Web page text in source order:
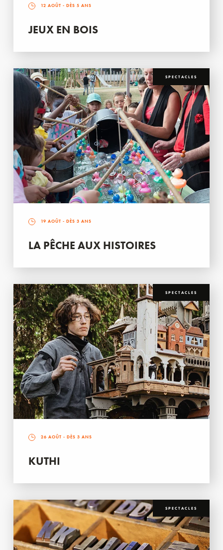
12 AOÛT - DÈS 5 ANS
JEUX EN BOIS
SPECTACLES
19 AOÛT - DÈS 3 ANS
LA PÊCHE AUX HISTOIRES
SPECTACLES
26 AOÛT - DÈS 3 ANS
KUTHI
SPECTACLES